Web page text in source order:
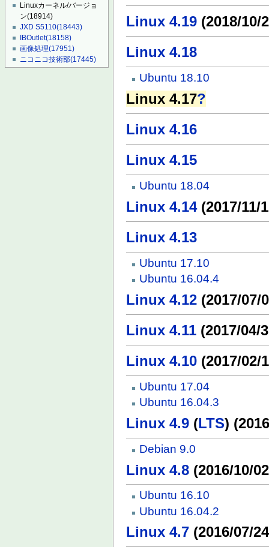
Linuxカーネル/バージョ
ン(18914)
JXD S5110(18443)
IBOutlet(18158)
画像処理(17951)
ニコニコ技術部(17445)
Linux 4.19 (2018/10/
Linux 4.18
Ubuntu 18.10
Linux 4.17?
Linux 4.16
Linux 4.15
Ubuntu 18.04
Linux 4.14(2017/11/
Linux 4.13
Ubuntu 17.10
Ubuntu 16.04.4
Linux 4.12 (2017/07/
Linux 4.11 (2017/04/
Linux 4.10 (2017/02/
Ubuntu 17.04
Ubuntu 16.04.3
Linux 4.9 (LTS)
Debian 9.0
Linux 4.8 (2016/10/
Ubuntu 16.10
Ubuntu 16.04.2
Linux 4.7 (2016/07/